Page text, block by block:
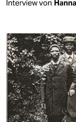
Interview von